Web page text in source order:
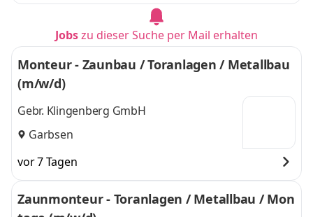
Jobszu dieser Suche per Mail erhalten
Monteur - Zaunbau / Toranlagen / Metallbau
(m/w/d)
Gebr. Klingenberg GmbH
Garbsen
vor 7 Tagen
Zaunmonteur - Toranlagen / Metallbau / Mon